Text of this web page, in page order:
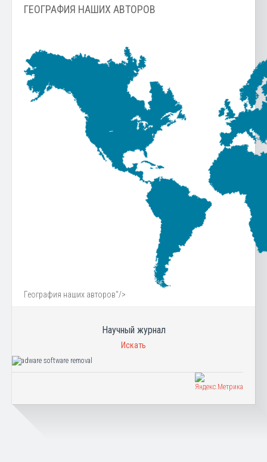
ГЕОГРАФИЯ НАШИХ АВТОРОВ
География наших авторов"/>
Научный журнал
Искать